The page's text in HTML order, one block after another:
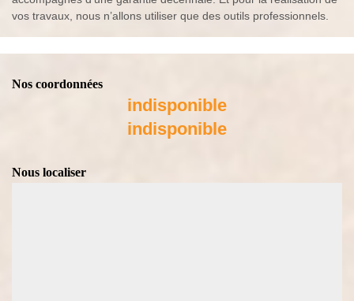
vos travaux, nous n’allons utiliser que des outils professionnels.
Nos coordonnées
indisponible
indisponible
Nous localiser